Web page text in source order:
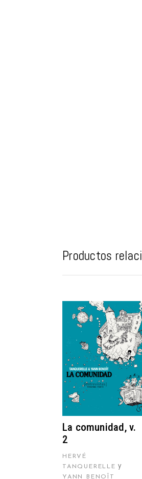
Productos
AÑADIR AL
CARRITO
La comunidad, v.
2
HERVÉ
TANQUERELLE y
YANN BENOÎT